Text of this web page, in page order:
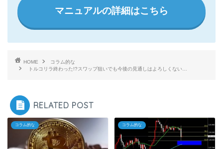
マニュアルの詳細はこちら
HOME
コラム的な
トルコリラ終わった!?スワップ狙いでも今後の見通しはよろしくない…
RELATED POST
コラム的な コラム的な